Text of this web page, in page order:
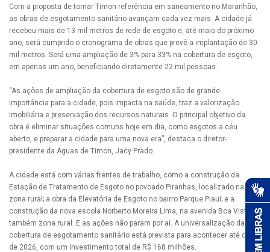
Com a proposta de tornar Timon referência em saneamento no Maranhão,
as obras de esgotamento sanitário avançam cada vez mais. A cidade já
recebeu mais de 13 mil metros de rede de esgoto e, até maio do próximo
ano, será cumprido o cronograma de obras que prevê a implantação de 30
mil metros. Será uma ampliação de 3% para 33% na cobertura de esgoto,
em apenas um ano, beneficiando diretamente 22 mil pessoas.
“As ações de ampliação da cobertura de esgoto são de grande
importância para a cidade, pois impacta na saúde, traz a valorização
imobiliária e preservação dos recursos naturais. O principal objetivo da
obra é eliminar situações comuns hoje em dia, como esgotos a céu
aberto, e preparar a cidade para uma nova era”, destaca o diretor-
presidente da Águas de Timon, Jacy Prado.
A cidade está com várias frentes de trabalho, como a construção da
Estação de Tratamento de Esgoto no povoado Piranhas, localizado na
zona rural; a obra da Elevatória de Esgoto no bairro Parque Piauí; e a
construção da nova escola Norberto Moreira Lima, na avenida Boa Vista,
também zona rural. E as ações não param por aí. A universalização da
cobertura de esgotamento sanitário está prevista para acontecer até o fim
de 2026, com um investimento total de R$ 168 milhões.